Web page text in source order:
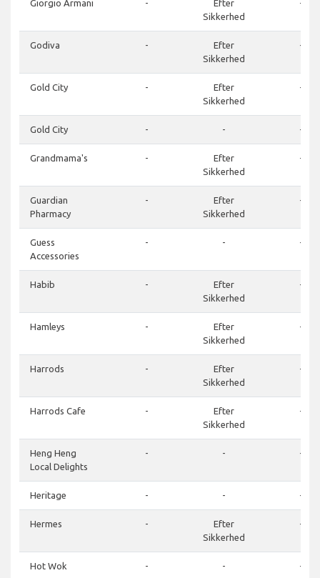
Giorgio Armani -
Efter
Sikkerhed
-
Godiva -
Efter
Sikkerhed
-
Gold City -
Efter
Sikkerhed
-
Gold City - - -
Grandmama's -
Efter
Sikkerhed
-
Guardian
Pharmacy
-
Efter
Sikkerhed
-
Guess
Accessories
- - -
Habib -
Efter
Sikkerhed
-
Hamleys -
Efter
Sikkerhed
-
Harrods -
Efter
Sikkerhed
-
Harrods Cafe -
Efter
Sikkerhed
-
Heng Heng
Local Delights
- - -
Heritage - - -
Hermes -
Efter
Sikkerhed
-
Hot Wok - - -